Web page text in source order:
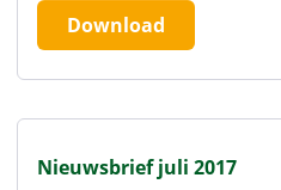
Download
Nieuwsbrief juli 2017